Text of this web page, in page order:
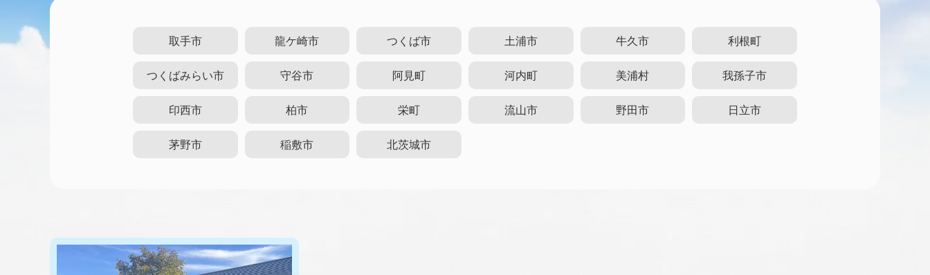
取手市 龍ケ崎市 つくば市 土浦市 牛久市 利根町
つくばみらい市 守谷市 阿見町 河内町 美浦村 我孫子市
印西市 柏市 栄町 流山市 野田市 日立市
茅野市 稲敷市 北茨城市